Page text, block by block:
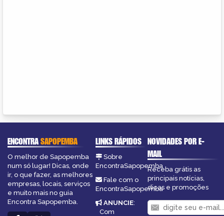
ENCONTRASAPOPEMBA
O melhor de Sapopemba
num só lugar! Dicas, onde
ir, o que fazer, as melhores
empresas, locais, serviços
e muito mais no guia
Encontra Sapopemba.
LINKS RÁPIDOS
Sobre
EncontraSapopemba
Fale com o
EncontraSapopemba
ANUNCIE:
Com
NOVIDADES POR E-
MAIL
Receba grátis as
principais notícias,
dicas e promoções